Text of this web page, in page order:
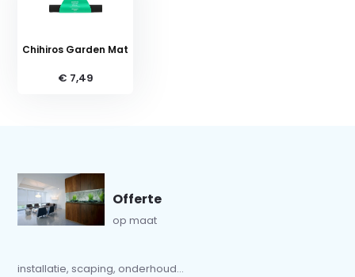
Chihiros Garden Mat
€ 7,49
Offerte
op maat
installatie, scaping, onderhoud...